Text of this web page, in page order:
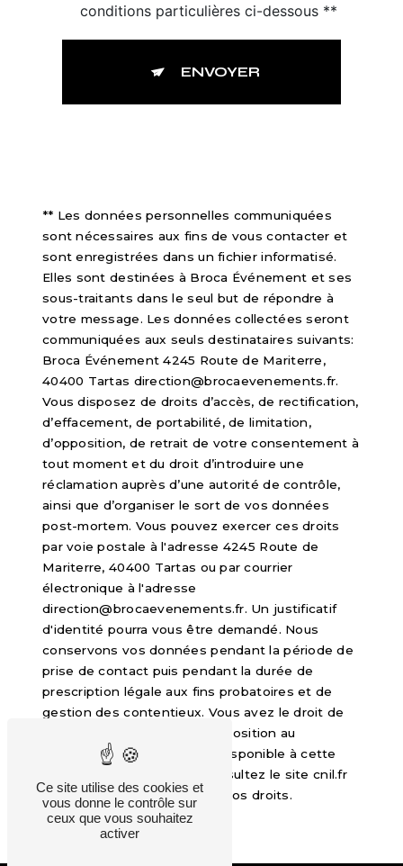
conditions particulières ci-dessous **
ENVOYER
** Les données personnelles communiquées
sont nécessaires aux fins de vous contacter et
sont enregistrées dans un fichier informatisé.
Elles sont destinées à Broca Événement et ses
sous-traitants dans le seul but de répondre à
votre message. Les données collectées seront
communiquées aux seuls destinataires suivants:
Broca Événement 4245 Route de Mariterre,
40400 Tartas direction@brocaevenements.fr.
Vous disposez de droits d’accès, de rectification,
d’effacement, de portabilité, de limitation,
d’opposition, de retrait de votre consentement à
tout moment et du droit d’introduire une
réclamation auprès d’une autorité de contrôle,
ainsi que d’organiser le sort de vos données
post-mortem. Vous pouvez exercer ces droits
par voie postale à l'adresse 4245 Route de
Mariterre, 40400 Tartas ou par courrier
électronique à l'adresse
direction@brocaevenements.fr. Un justificatif
d'identité pourra vous être demandé. Nous
conservons vos données pendant la période de
prise de contact puis pendant la durée de
prescription légale aux fins probatoires et de
gestion des contentieux. Vous avez le droit de
vous inscrire sur la liste d'opposition au
démarchage téléphonique, disponible à cette
. Consultez le site cnil.fr
pour plus d’informations sur vos droits.
Ce site utilise des cookies et
vous donne le contrôle sur
ceux que vous souhaitez
activer